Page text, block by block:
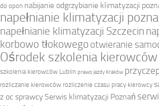
do opon nabijanie odgrzybianie klimatyzacji
napełnianie klimatyzacji
napełnianie klimatyzacji Szczecin
korbowo tłokowego otwieranie
Ośrodek szkolenia
szkolenia kierowców Lublin prawo jazdy Kraków
rozliczanie kierowców rozliczenie czasu pracy kierowcy
z oc sprawcy Serwis klimatyzacji Poznań